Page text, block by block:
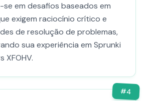
se em desafios baseados em
exigem raciocínio crítico e
de resolução de problemas,
sua experiência em Sprunki
XFOHV.
#4